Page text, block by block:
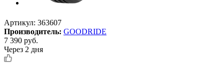
Артикул: 363607
Производитель: GOODRIDE
7 390 руб.
Через 2 дня